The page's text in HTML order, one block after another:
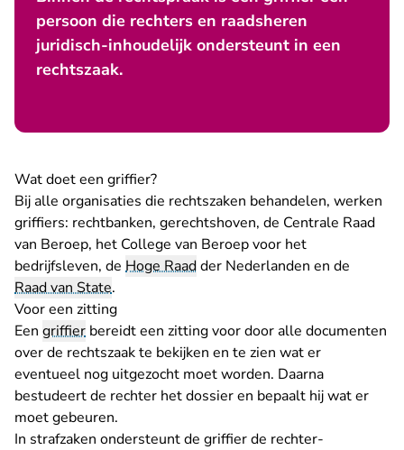
persoon die rechters en raadsheren
juridisch-inhoudelijk ondersteunt in een
rechtszaak.
Wat doet een griffier?
Bij alle organisaties die rechtszaken behandelen, werken
griffiers: rechtbanken, gerechtshoven, de Centrale Raad
van Beroep, het College van Beroep voor het
bedrijfsleven, de Hoge Raadder Nederlanden en de
Raad van State.
Voor een zitting
Een griffier bereidt een zitting voor door alle documenten
over de rechtszaak te bekijken en te zien wat er
eventueel nog uitgezocht moet worden. Daarna
bestudeert de rechter het dossier en bepaalt hij wat er
moet gebeuren.
In strafzaken ondersteunt de griffier de rechter-